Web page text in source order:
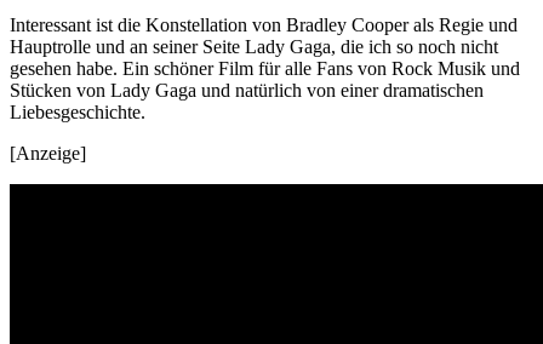
Interessant ist die Konstellation von Bradley Cooper als Regie und
Hauptrolle und an seiner Seite Lady Gaga, die ich so noch nicht
gesehen habe. Ein schöner Film für alle Fans von Rock Musik und
Stücken von Lady Gaga und natürlich von einer dramatischen
Liebesgeschichte.
[Anzeige]